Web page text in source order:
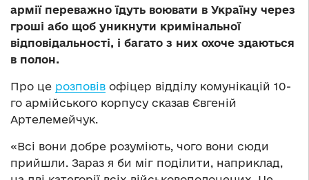
армії переважно їдуть воювати в Україну через
гроші або щоб уникнути кримінальної
відповідальності, і багато з них охоче здаються
в полон.
Про це розповів офіцер відділу комунікацій 10-
го армійського корпусу сказав Євгеній
Артелемейчук.
«Всі вони добре розуміють, чого вони сюди
прийшли. Зараз я би міг поділити, наприклад,